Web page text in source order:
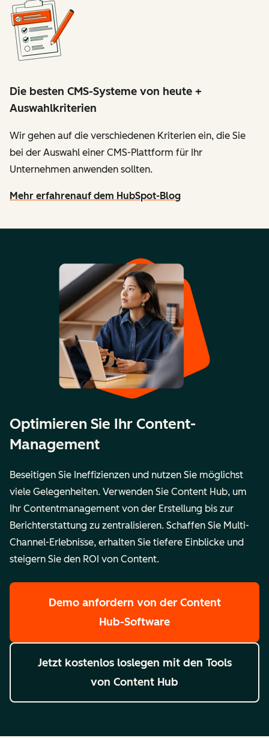
Die besten CMS-Systeme von heute +
Auswahlkriterien
Wir gehen auf die verschiedenen Kriterien ein, die Sie
bei der Auswahl einer CMS-Plattform für Ihr
Unternehmen anwenden sollten.
Mehr erfahrenauf dem HubSpot-Blog
Optimieren Sie Ihr Content-
Management
Beseitigen Sie Ineffizienzen und nutzen Sie möglichst
viele Gelegenheiten. Verwenden Sie Content Hub, um
Ihr Contentmanagement von der Erstellung bis zur
Berichterstattung zu zentralisieren. Schaffen Sie Multi-
Channel-Erlebnisse, erhalten Sie tiefere Einblicke und
steigern Sie den ROI von Content.
Demo anfordern von der Content
Hub-Software
Jetzt kostenlos loslegen mit den Tools
von Content Hub